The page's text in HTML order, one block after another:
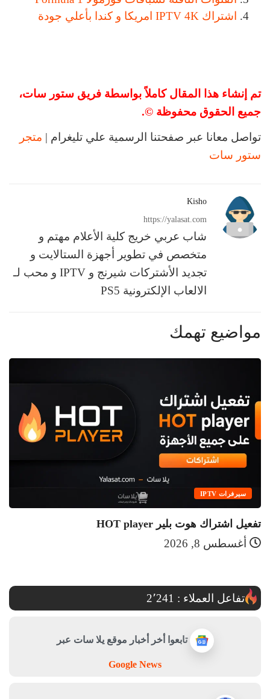
اشتراك IPTV 4K امريكا و كندا بأعلي جودة
تم إنشاء هذا المقال كاملاً بواسطة فريق ستور سات،
جميع الحقوق محفوظة ©.
تواصل معانا عبر صفحتنا الرسمية علي تليغرام | متجر
ستور سات
Kisho
https://yalasat.com
شاب عربي خريج كلية الأعلام مهتم و
متخصص في تطوير أجهزة الستالايت و
تجديد الأشتركات شيرنج و IPTV و محب لـ
الالعاب الإلكترونية PS5
مواضيع تهمك
سيرفرات IPTV
تفعيل اشتراك هوت بلير HOT player
أغسطس 8, 2026
تفاعل العملاء : 2٬241
تابعوا أخر أخبار موقع يلا سات عبر
Google News